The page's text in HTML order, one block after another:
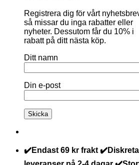
Registrera dig för vårt
så missar du inga rabatter eller
nyheter. Dessutom får du 10% i
rabatt på ditt nästa köp.
Ditt namn
Din e-post
✔️Endast 69 kr frakt